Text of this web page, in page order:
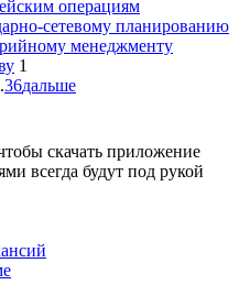
операциям
сетевому планированию
менеджменту
1
36дальше
скачать приложение
всегда будут под рукой